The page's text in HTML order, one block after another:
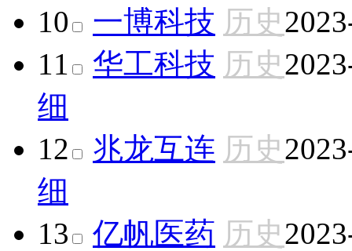
10
一博科技 历史
11
华工科技 历史
细
12
兆龙互连 历史
细
13
亿帆医药 历史